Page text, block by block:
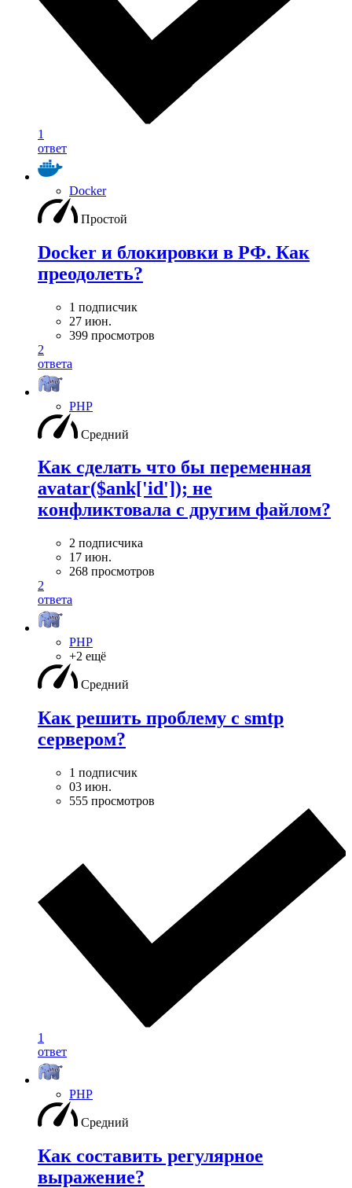
1
ответ
Docker
Простой
Docker и блокировки в РФ. Как
преодолеть?
1 подписчик
27 июн.
399 просмотров
2
ответа
PHP
Средний
Как сделать что бы переменная
avatar($ank['id']); не
конфликтовала с другим файлом?
2 подписчика
17 июн.
268 просмотров
2
ответа
PHP
+2 ещё
Средний
Как решить проблему с smtp
сервером?
1 подписчик
03 июн.
555 просмотров
1
ответ
PHP
Средний
Как составить регулярное
выражение?